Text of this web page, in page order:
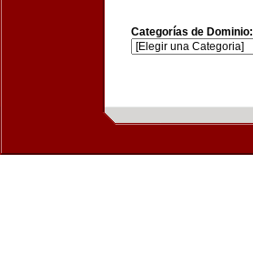
Categorías de Dominio: